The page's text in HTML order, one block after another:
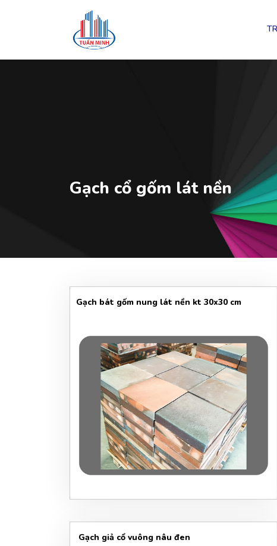
Gạch cổ gốm lát nền
Gạch bát gốm nung lát nền kt 30x30 cm
Gạch giả cổ vuông nâu đen